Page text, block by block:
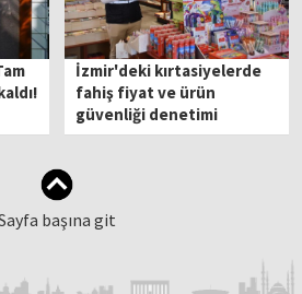
İzmir'deki kırtasiyelerde
fahiş fiyat ve ürün
güvenliği denetimi
başına git